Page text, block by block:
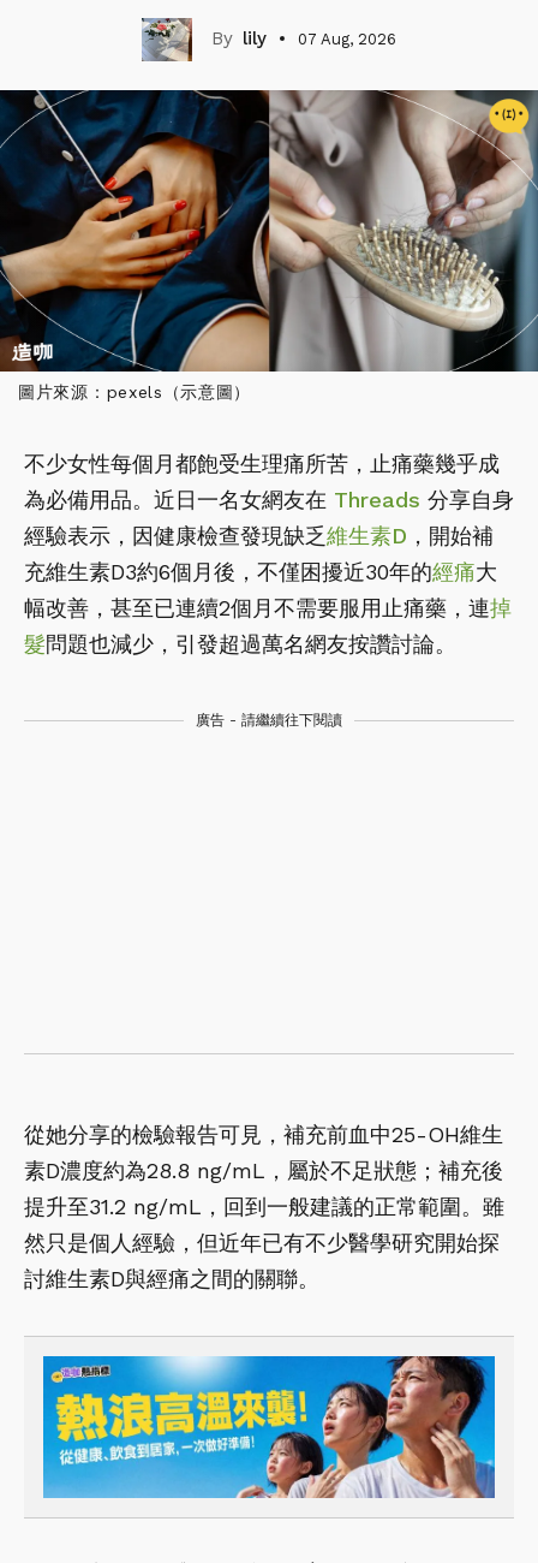
lily 07 Aug, 2026
圖片來源：pexels（示意圖）
不少女性每個月都飽受生理痛所苦，止痛藥幾乎成
為必備用品。近日一名女網友在 Threads 分享自身
經驗表示，因健康檢查發現缺乏維生素D ，開始補
充維生素D3約6個月後，不僅困擾近30年的經痛大
幅改善，甚至已連續2個月不需要服用止痛藥，連掉
髮問題也減少，引發超過萬名網友按讚討論。
廣告 - 請繼續往下閱讀
從她分享的檢驗報告可見，補充前血中25-OH維生
素D濃度約為28.8 ng/mL，屬於不足狀態；補充後
提升至31.2 ng/mL，回到一般建議的正常範圍。雖
然只是個人經驗，但近年已有不少醫學研究開始探
討維生素D與經痛之間的關聯。